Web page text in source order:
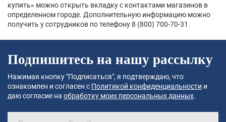
купить» можно открыть вкладку с контактами магазинов в
определенном городе. Дополнительную информацию можно
получить у сотрудников по телефону 8 (800) 700-70-31.
Подпишитесь на нашу рассылку
Нажимая кнопку "Подписаться", я подтверждаю, что
ознакомлен и согласен с Политикой конфиденциальности и
даю согласие на обработку моих персональных данных.